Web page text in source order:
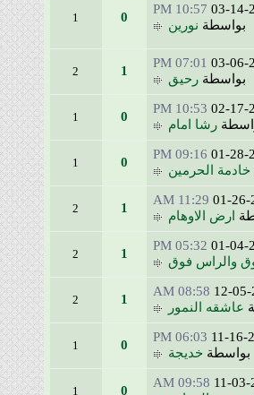
03-
10:57 PM
نورين
03-
07:01 PM
رحيق
02-
10:53 PM
رشا امام
01-
09:16 PM
الحرمين
01-
11:29 AM
ارض الاوهام
01-
05:32 PM
فوق
12-
08:58 AM
النمور
11-
06:03 PM
خديجة
11-
09:58 AM